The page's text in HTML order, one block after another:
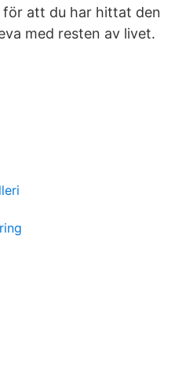
att du har hittat den
med resten av livet.